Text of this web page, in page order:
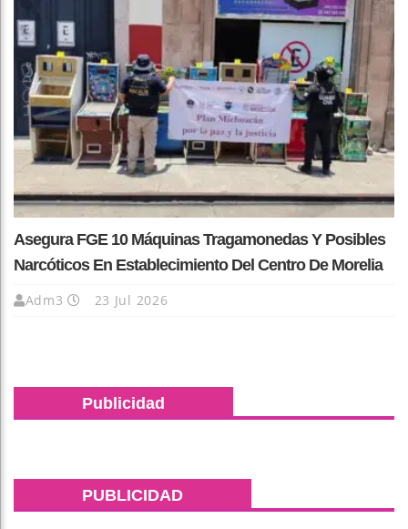
Asegura FGE 10 Máquinas Tragamonedas Y Posibles
Narcóticos En Establecimiento Del Centro De Morelia
Adm3 23 Jul 2026
Publicidad
PUBLICIDAD